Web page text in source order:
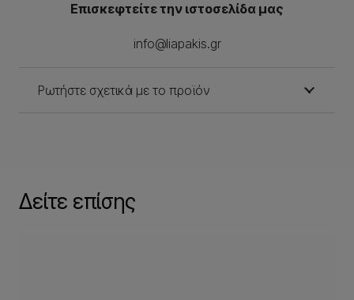
Επισκεφτείτε την ιστοσελίδα μας
info@liapakis.gr
Ρωτήστε σχετικά με το προϊόν
Δείτε επίσης